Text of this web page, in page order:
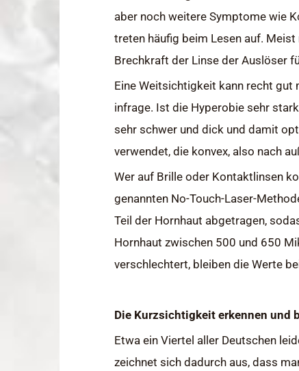
aber noch weitere Symptome wie
treten häufig beim Lesen auf.
Brechkraft der Linse der Auslöser
Eine Weitsichtigkeit kann recht gut
infrage. Ist die Hyperobie sehr
sehr schwer und dick und damit
verwendet, die konvex, also nach
Wer auf Brille oder Kontaktlinsen
genannten No-Touch-Laser-
Teil der Hornhaut abgetragen,
Hornhaut zwischen 500 und 650
verschlechtert, bleiben die Werte
Die Kurzsichtigkeit erkennen und
Etwa ein Viertel aller Deutschen
zeichnet sich dadurch aus, dass